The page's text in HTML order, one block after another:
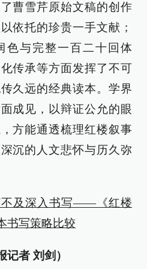
曹雪芹原始文稿的创作
依托的珍贵一手文献；
色与完整一百二十回体
传承等方面发挥了不可
久远的经典读本。学界
成见，以辩证公允的眼
方能通透梳理红楼叙事
沉的人文悲怀与历久弥
不及深入书写——《红楼
书写策略比较
记者 刘剑）